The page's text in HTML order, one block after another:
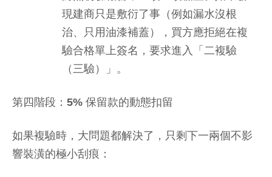
現建商只是敷衍了事（例如漏水沒根
治、只用油漆補蓋），買方應拒絕在複
驗合格單上簽名，要求進入「二複驗
（三驗）」。
第四階段：5% 保留款的動態扣留
如果複驗時，大問題都解決了，只剩下一兩個不影
響裝潢的極小刮痕：